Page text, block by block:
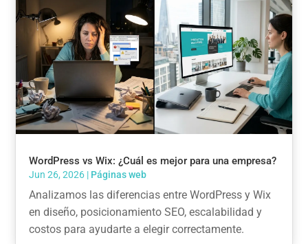
WordPress vs Wix: ¿Cuál es mejor para una empresa?
Jun 26, 2026 | Páginas web
Analizamos las diferencias entre WordPress y Wix
en diseño, posicionamiento SEO, escalabilidad y
costos para ayudarte a elegir correctamente.